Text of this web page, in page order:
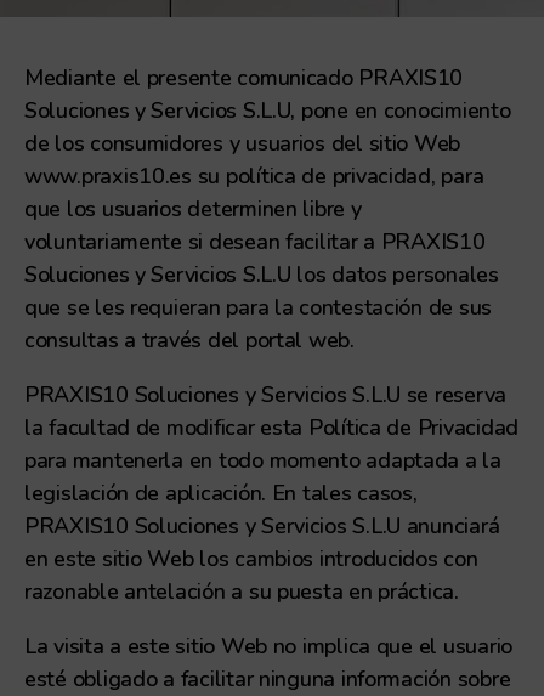
Mediante el presente comunicado PRAXIS10
Soluciones y Servicios S.L.U, pone en conocimiento
de los consumidores y usuarios del sitio Web
www.praxis10.es su política de privacidad, para
que los usuarios determinen libre y
voluntariamente si desean facilitar a PRAXIS10
Soluciones y Servicios S.L.U los datos personales
que se les requieran para la contestación de sus
consultas a través del portal web.
PRAXIS10 Soluciones y Servicios S.L.U se reserva
la facultad de modificar esta Política de Privacidad
para mantenerla en todo momento adaptada a la
legislación de aplicación. En tales casos,
PRAXIS10 Soluciones y Servicios S.L.U anunciará
en este sitio Web los cambios introducidos con
razonable antelación a su puesta en práctica.
La visita a este sitio Web no implica que el usuario
esté obligado a facilitar ninguna información sobre